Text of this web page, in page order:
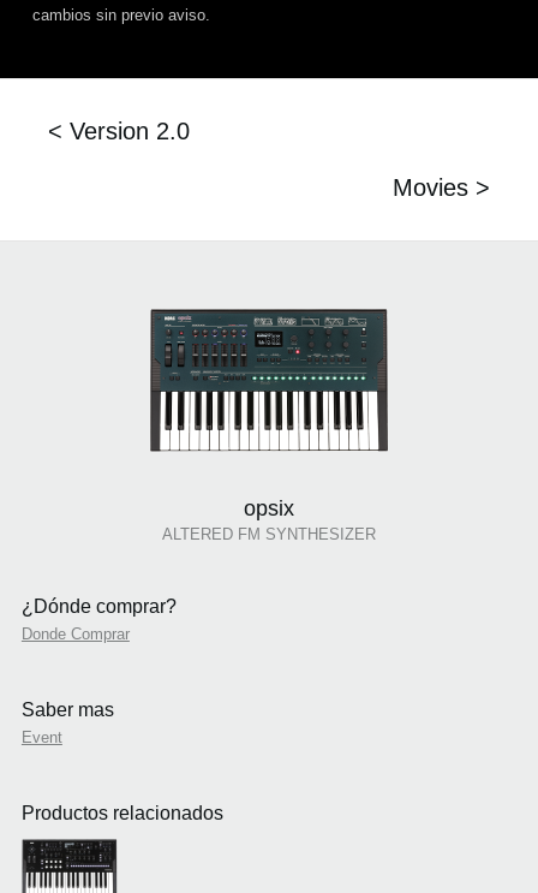
cambios sin previo aviso.
< Version 2.0
Movies >
opsix
ALTERED FM SYNTHESIZER
¿Dónde comprar?
Donde Comprar
Saber mas
Event
Productos relacionados